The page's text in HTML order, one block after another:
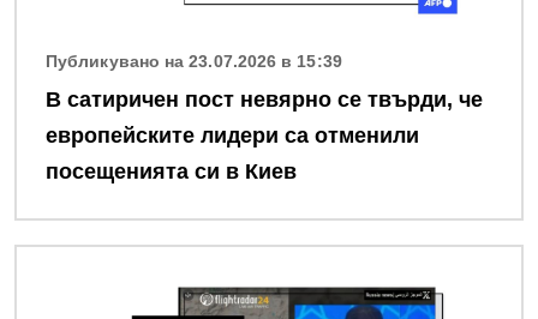
Публикувано на 23.07.2026 в 15:39
В сатиричен пост невярно се твърди, че
европейските лидери са отменили
посещенията си в Киев